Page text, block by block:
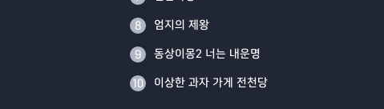
8 엄지의 제왕
9 동상이몽2 너는 내운명
10 이상한 과자 가게 전천당